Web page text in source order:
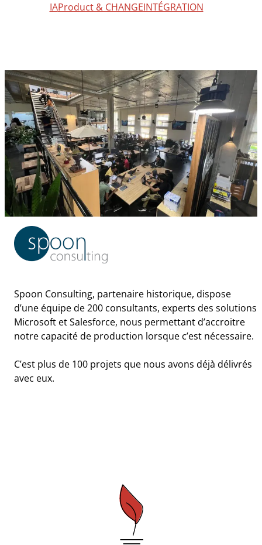
IAProduct & CHANGEINTÉGRATION
Spoon Consulting, partenaire historique, dispose
d’une équipe de 200 consultants, experts des solutions
Microsoft et Salesforce, nous permettant d’accroitre
notre capacité de production lorsque c’est nécessaire.
C’est plus de 100 projets que nous avons déjà délivrés
avec eux.